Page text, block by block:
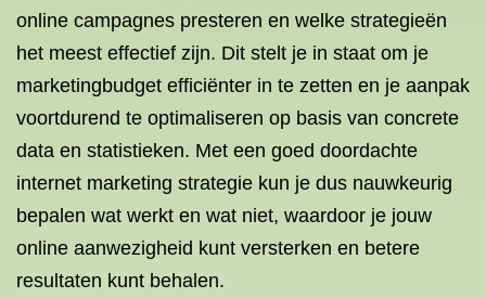
online campagnes presteren en welke strategieën
het meest effectief zijn. Dit stelt je in staat om je
marketingbudget efficiënter in te zetten en je aanpak
voortdurend te optimaliseren op basis van concrete
data en statistieken. Met een goed doordachte
internet marketing strategie kun je dus nauwkeurig
bepalen wat werkt en wat niet, waardoor je jouw
online aanwezigheid kunt versterken en betere
resultaten kunt behalen.